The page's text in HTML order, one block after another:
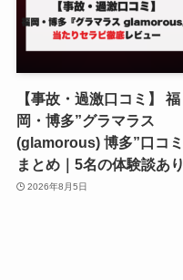
【事故・過激口コミ】 福
岡・博多”グラマラス
(glamorous) 博多”口コミ
まとめ｜5名の体験談あり
2026年8月5日